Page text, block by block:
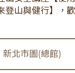
登山與健行】，
新北市圖(總館)